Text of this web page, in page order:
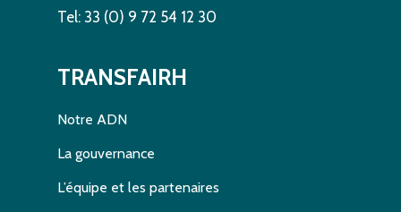
Tel: 33 (0) 9 72 54 12 30
TRANSFAIRH
Notre ADN
La gouvernance
L’équipe et les partenaires